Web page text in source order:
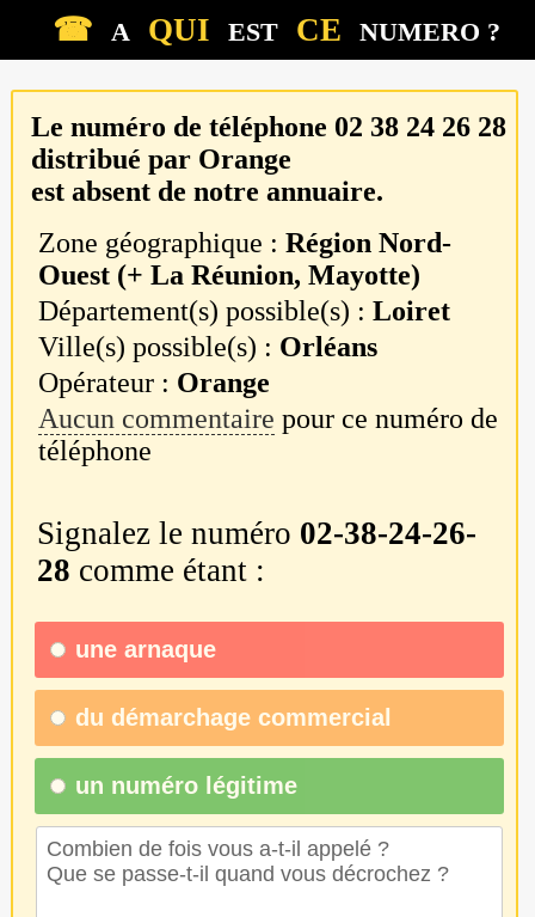
☎ A QUI EST CE NUMERO ?
Le numéro de téléphone 02 38 24 26 28
distribué par Orange
est absent de notre annuaire.
Zone géographique :Région Nord-
Ouest (+ La Réunion, Mayotte)
Département(s) possible(s) :Loiret
Ville(s) possible(s) : Orléans
Opérateur : Orange
Aucun commentaire pour ce numéro de
téléphone
Signalez le numéro 02-38-24-26-
28 comme étant :
une arnaque
du démarchage commercial
un numéro légitime